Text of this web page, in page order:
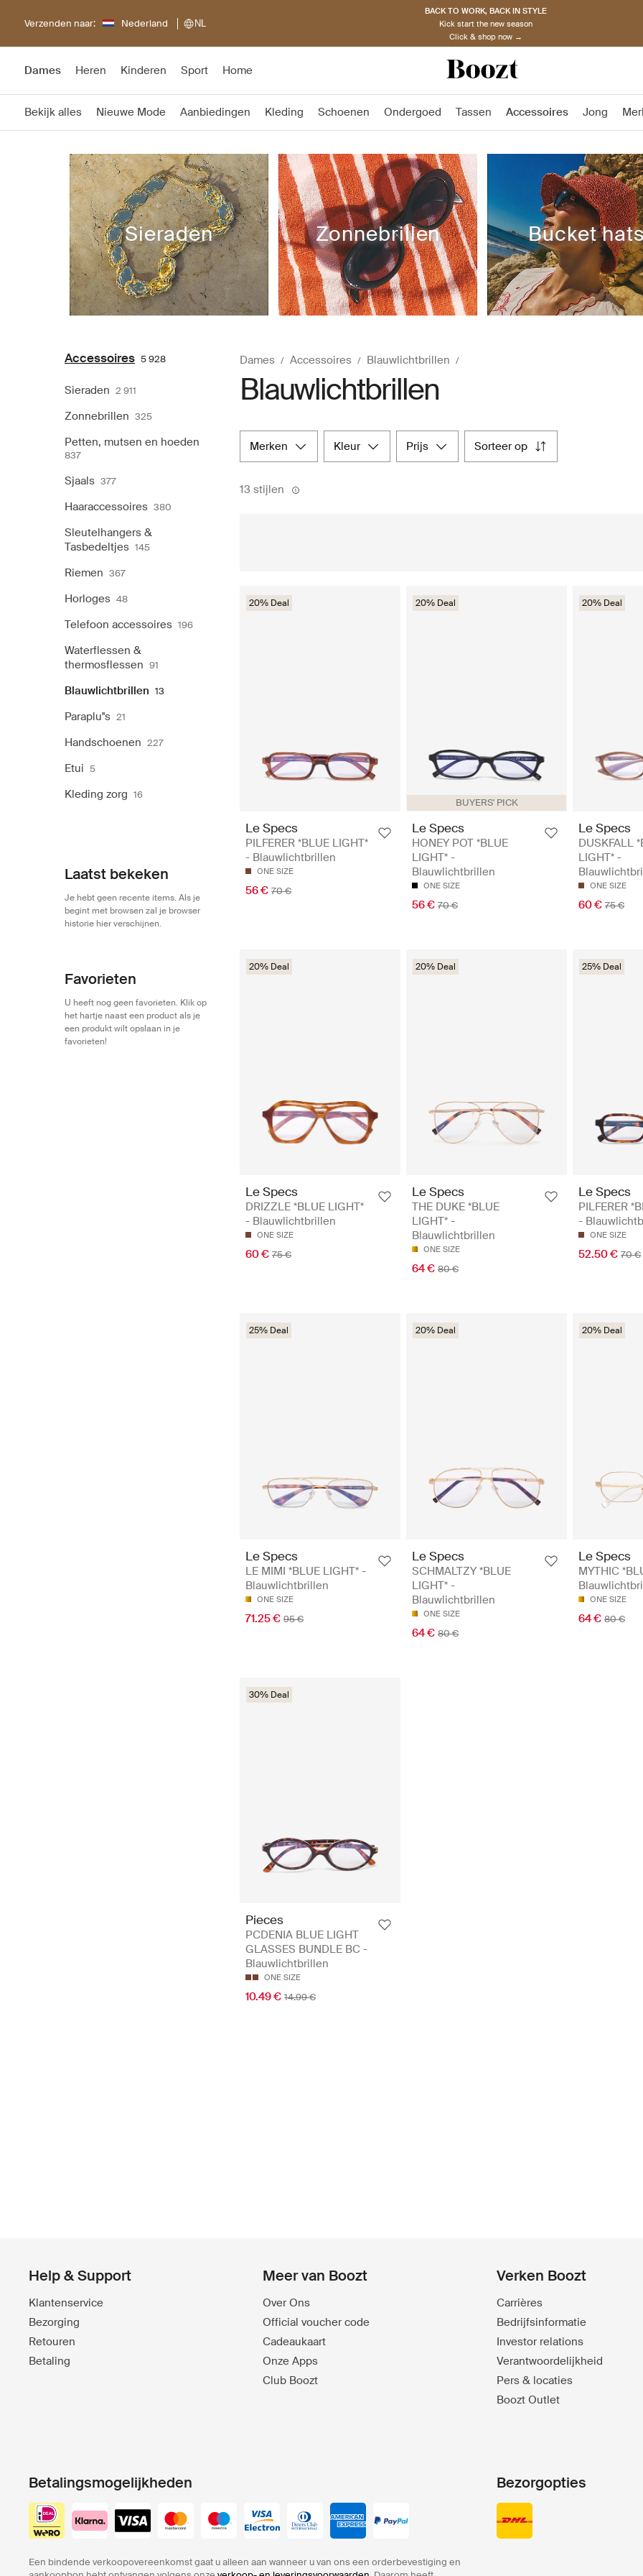
Verzenden naar: Nederland NL
BACK TO WORK, BACK IN STYLE
Kick start the new season
Click & shop now →
Dames Heren Kinderen Sport Home
Bekijk alles Nieuwe Mode Aanbiedingen Kleding Schoenen Ondergoed Tassen Accessoires Jong
Sieraden Zonnebrillen Bucket
Accessoires 5 928
Sieraden 2 911
Zonnebrillen 325
Petten, mutsen en hoeden
837
Sjaals 377
Haaraccessoires 380
Sleutelhangers &
Tasbedeltjes 145
Riemen 367
Horloges 48
Telefoon accessoires 196
Waterflessen &
thermosflessen 91
Blauwlichtbrillen 13
Paraplu''s 21
Handschoenen 227
Etui 5
Kleding zorg 16
Laatst bekeken
Je hebt geen recente items. Als je
begint met browsen zal je browser
historie hier verschijnen.
Favorieten
U heeft nog geen favorieten. Klik op
het hartje naast een product als je
een produkt wilt opslaan in je
favorieten!
Dames Accessoires Blauwlichtbrillen
Blauwlichtbrillen
merken kleur prijs sorteer op
13 stijlen
20% Deal
Le Specs
PILFERER *BLUE LIGHT*
- Blauwlichtbrillen
ONE SIZE
56 € 70 €
BUYERS' PICK
20% Deal
Le Specs
HONEY POT *BLUE
LIGHT* -
Blauwlichtbrillen
ONE SIZE
56 € 70 €
20% Deal
Le Specs
DUSKFALL
LIGHT* -
ONE SIZE
60 € 75 €
20% Deal
Le Specs
DRIZZLE *BLUE LIGHT*
- Blauwlichtbrillen
ONE SIZE
60 € 75 €
20% Deal
Le Specs
THE DUKE *BLUE
LIGHT* -
Blauwlichtbrillen
ONE SIZE
64 € 80 €
25% Deal
Le Specs
PILFERER
-
ONE SIZE
52.50 € 70 €
25% Deal
Le Specs
LE MIMI *BLUE LIGHT* -
Blauwlichtbrillen
ONE SIZE
71.25 € 95 €
20% Deal
Le Specs
SCHMALTZY *BLUE
LIGHT* -
Blauwlichtbrillen
ONE SIZE
64 € 80 €
20% Deal
Le Specs
MYTHIC
ONE SIZE
64 € 80 €
30% Deal
Pieces
PCDENIA BLUE LIGHT
GLASSES BUNDLE BC -
Blauwlichtbrillen
ONE SIZE
10.49 € 14.99 €
Help & Support
Klantenservice
Bezorging
Retouren
Betaling
Meer van Boozt
Over Ons
Official voucher code
Cadeaukaart
Onze Apps
Club Boozt
Verken Boozt
Carrières
Bedrijfsinformatie
Investor relations
Verantwoordelijkheid
Pers & locaties
Boozt Outlet
Betalingsmogelijkheden
Een bindende verkoopovereenkomst gaat u alleen aan wanneer u van ons een orderbevestiging en
Bezorgopties